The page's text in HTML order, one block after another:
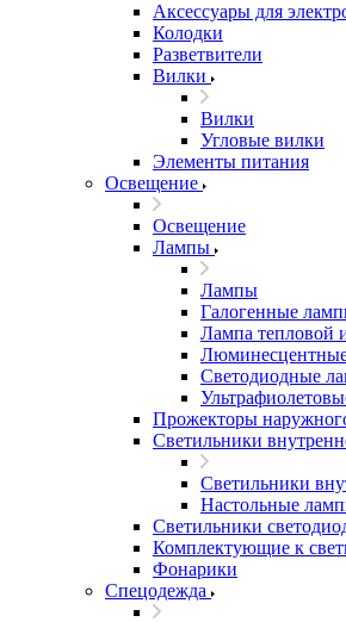
Аксессуары для
Колодки
Разветвители
Вилки
Вилки
Угловые вилки
Элементы питания
Освещение
Освещение
Лампы
Лампы
Галогенные
Лампа тепловой
Светодиодные
Прожекторы
Светильники
Светильники
Настольные
Светильники
Комплектующие к
Фонарики
Спецодежда